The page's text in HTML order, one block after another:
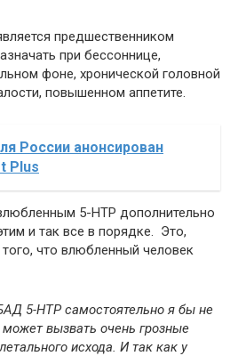
предшественником
при бессоннице,
фоне, хронической головной
повышенном аппетите.
России анонсирован
Plus
5-НТР дополнительно
и так все в порядке. Это,
что влюбленный человек
5-НТР самостоятельно я бы не
вызвать очень грозные
исхода. И так как у